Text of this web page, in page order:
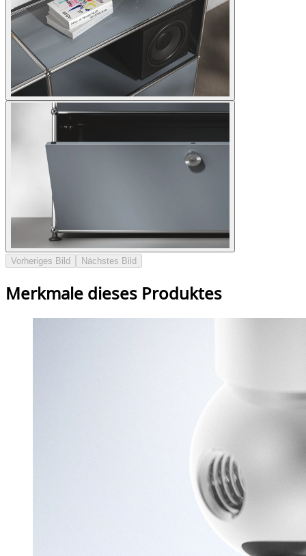
Vorheriges Bild Nächstes Bild
Merkmale dieses Produktes